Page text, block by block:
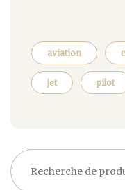
aviation
jet pilot
Recherche
pour :